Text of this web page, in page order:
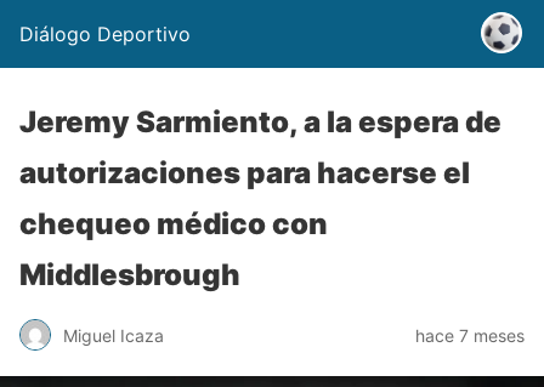
Diálogo Deportivo
Jeremy Sarmiento, a la espera de
autorizaciones para hacerse el
chequeo médico con
Middlesbrough
Miguel Icaza hace 7 meses